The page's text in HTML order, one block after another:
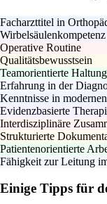
Facharzttitel in
Wirbelsäulenkompetenz
Operative Routine
Qualitätsbewusstsein
Teamorientierte Haltung
Erfahrung in der
Kenntnisse in
Evidenzbasierte
Interdisziplinäre
Strukturierte
Patientenorientierte
Fähigkeit zur Leitung
Einige Tipps für